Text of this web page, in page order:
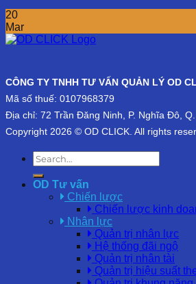
20
Mar
CÔNG TY TNHH TƯ VẤN QUẢN LÝ OD
Mã số thuế: 0107968379
Địa chỉ: 72 Trần Đăng Ninh, P. Nghĩa Đô,
Copyright 2026 © OD CLICK. All rights
OD Tư vấn
Chiến lược
Chiến lược kinh
Nhân lực
Quản trị nhân lực
Hệ thống đãi ngộ
Quản trị nhân tài
Quản trị hiệu suất